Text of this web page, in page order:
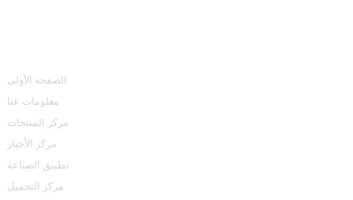
الصفحة الأولى
معلومات عنا
مركز المنتجات
مركز الأخبار
تطبيق الصناعة
مركز التحميل